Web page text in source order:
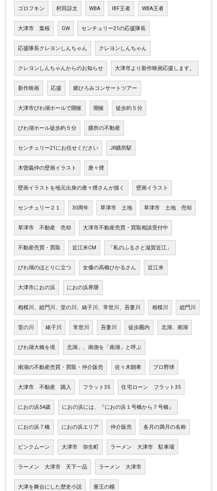
ゴロフキン 村田諒太 WBA IBF王者 WBA王者
大津市 葉桜 GW センチュリー21の応援隊長
応援隊長クレヨンしんちゃん クレヨンしんちゃん
クレヨンしんちゃんからのお知らせ 大津市より新作映画応援します。
新作映画 応援 郷ひろみコンサートツアー
大津市びわ湖ホールで開催 開催 徒歩約５分
びわ湖ホール徒歩約５分 膳所の不動産
センチュリー21にお任せください JR膳所駅
木曽義仲の壁画イラスト 唐々煙
壁画イラストを地元出身の唐々煙さんが描く 壁画イラスト
センチュリー２１ 30周年 草津市 土地 草津市 土地 売却
草津市 不動産 売却 大津市不動産売買・買取相談受付中
不動産売買・買取 近江米CM 「私のふるさと滋賀近江」
びわ湖のほとりに立つ 女優の高橋ひかるさん 近江米
大津市におの浜 におの浜界隈
相模川、総門川、堂の川、緒子川、常世川、吾妻川 相模川 総門川
堂の川 緒子川 常世川 吾妻川 徒歩圏内 北湖、南湖
びわ湖大橋を境 北湖」、南側を「南湖」と呼ぶ
南湖の不動産売買・買取・仲介販売 佐々木朗希 プロ野球
大津市 不動産 購入 フラット35 住宅ローン フラット35
におの浜54歳 におの浜には、『におの浜１号橋から７号橋』
におの浜７橋 におの浜エリア 仲介販売 各月の満月の名称
ピンクムーン 大津市 弥生町 ラーメン 大津市 駐車場
ラーメン 大津市 天下一品 ラーメン 大津市
大津を舞台にした歴史小説 塞王の楯